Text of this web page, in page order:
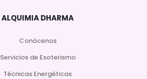
ALQUIMIA DHARMA
Conócenos
Servicios de Esoterismo
Técnicas Energéticas